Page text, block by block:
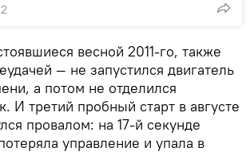
весной 2011-го, также
— не запустился двигатель
а потом не отделился
И третий пробный старт в августе
провалом: на 17-й секунде
управление и упала в